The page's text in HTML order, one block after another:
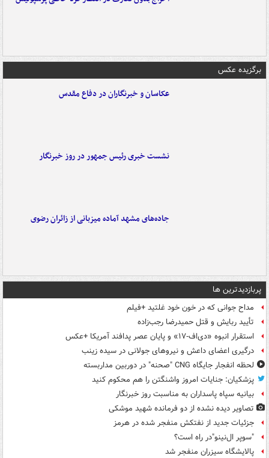
برگزیده عکس
عکاسان و خبرنگاران در دفاع مقدس
نشست خبری رئیس جمهور در روز خبرنگار
جاده‌های مشهد آماده میزبانی از زائران رضوی
پربازدیدترین ها
مداح جوانی که در خون خود غلتید +فیلم
تأیید ربایش و قتل حمیدرضا رجب‌زاده
استقرار انبوه «دی‌اف‑۱۷» و پایان عصر پدافند آمریکا +عکس
درگیری اعضای داعش و نیروهای جولانی در سیده زینب
لحظه انفجار جایگاه CNG "صحنه" در دوربین مداربسته
پزشکیان: جنایات امروز واشنگتن را هم محکوم کنید
بیانیه سپاه پاسداران به مناسبت روز خبرنگار
تصاویر دیده‌ نشده از دو فرمانده شهید موشکی
جزئیات جدید از نفتکش منفجر شده در هرمز
"سوپر ال‌نینو"در راه است؟
پالایشگاه سیزران منفجر شد